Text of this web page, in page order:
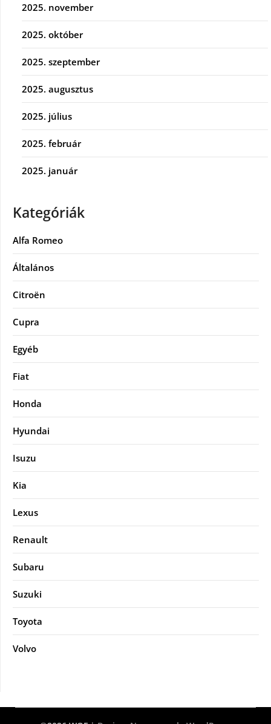
2025. november
2025. október
2025. szeptember
2025. augusztus
2025. július
2025. február
2025. január
Kategóriák
Alfa Romeo
Általános
Citroën
Cupra
Egyéb
Fiat
Honda
Hyundai
Isuzu
Kia
Lexus
Renault
Subaru
Suzuki
Toyota
Volvo